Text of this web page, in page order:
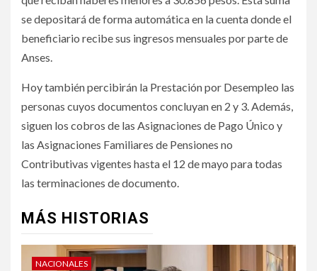
se depositará de forma automática en la cuenta donde el
beneficiario recibe sus ingresos mensuales por parte de
Anses.
Hoy también percibirán la Prestación por Desempleo las
personas cuyos documentos concluyan en 2 y 3. Además,
siguen los cobros de las Asignaciones de Pago Único y
las Asignaciones Familiares de Pensiones no
Contributivas vigentes hasta el 12 de mayo para todas
las terminaciones de documento.
MÁS HISTORIAS
NACIONALES